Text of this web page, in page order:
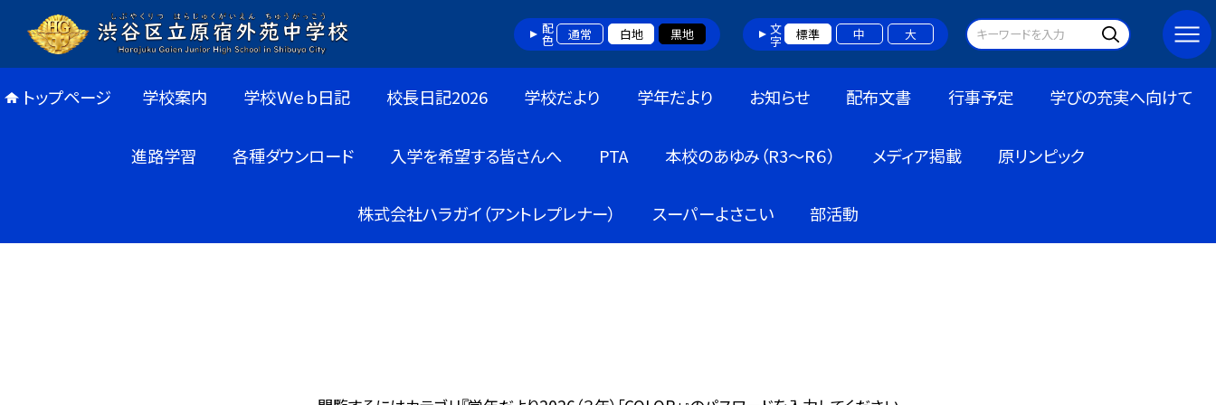
配色 通常 白地 黒地 文字 標準 中 大
トップページ 学校案内 学校Ｗｅｂ日記 校長日記2026 学校だより 学年だより お知らせ 配布文書 行事予定 学びの充実へ向けて
進路学習 各種ダウンロード 入学を希望する皆さんへ PTA 本校のあゆみ（R3～R６） メディア掲載 原リンピック
株式会社ハラガイ（アントレプレナー） スーパーよさこい 部活動